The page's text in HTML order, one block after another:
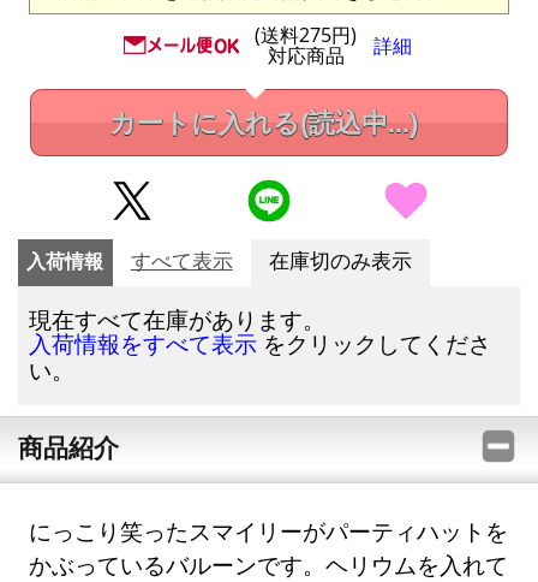
(送料275円)
対応商品 詳細
カートに入れる(読込中...)
入荷情報 すべて表示 在庫切のみ表示
現在すべて在庫があります。
入荷情報をすべて表示 をクリックしてくださ
い。
商品紹介
にっこり笑ったスマイリーがパーティハットを
かぶっているバルーンです。ヘリウムを入れて